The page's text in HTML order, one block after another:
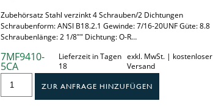
Zubehörsatz Stahl verzinkt 4 Schrauben/2 Dichtungen
Schraubenform: ANSI B18.2.1 Gewinde: 7/16-20UNF Güte: 8.8
Schraubenlänge: 2 1/8"" Dichtung: O-R…
7MF9410-
5CA
Lieferzeit in Tagen
18
exkl. MwSt. | kostenloser
Versand
ZUR ANFRAGE HINZUFÜGEN